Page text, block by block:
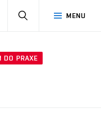
MENU
DO PRAXE